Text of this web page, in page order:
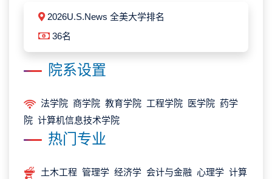
2026U.S.News 全美大学排名
36名
院系设置
法学院 商学院 教育学院 工程学院 医学院 药学
院 计算机信息技术学院
热门专业
土木工程 管理学 经济学 会计与金融 心理学 计算